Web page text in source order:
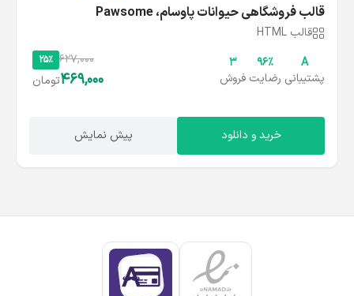
قالب فروشگاهی حیوانات پاوسام، Pawsome
قالب HTML
A
پشتیبانی
۹۶%
رضایت
3
فروش
25% 627,000
469,000تومان
خرید و دانلود پیش نمایش